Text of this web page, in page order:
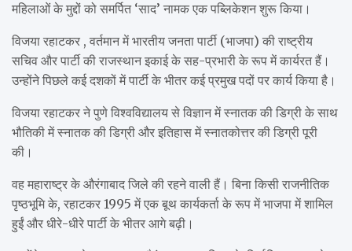
महिलाओं के मुद्दों को समर्पित ‘साद’ नामक एक पब्लिकेशन शुरू किया।
विजया रहाटकर , वर्तमान में भारतीय जनता पार्टी (भाजपा) की राष्ट्रीय
सचिव और पार्टी की राजस्थान इकाई के सह-प्रभारी के रूप में कार्यरत हैं।
उन्होंने पिछले कई दशकों में पार्टी के भीतर कई प्रमुख पदों पर कार्य किया है।
विजया रहाटकर ने पुणे विश्वविद्यालय से विज्ञान में स्नातक की डिग्री के साथ
भौतिकी में स्नातक की डिग्री और इतिहास में स्नातकोत्तर की डिग्री पूरी
की।
वह महाराष्ट्र के औरंगाबाद जिले की रहने वाली हैं। बिना किसी राजनीतिक
पृष्ठभूमि के, रहाटकर 1995 में एक बूथ कार्यकर्ता के रूप में भाजपा में शामिल
हुईं और धीरे-धीरे पार्टी के भीतर आगे बढ़ी।